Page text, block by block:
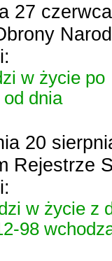
27
w życie po
od dnia
20
Rejestrze
w życie z
98